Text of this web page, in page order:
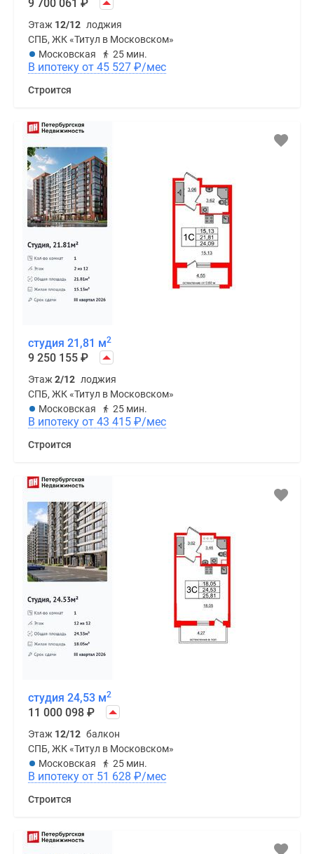
9 700 061 ₽
Этаж 12/12 лоджия
СПБ, ЖК «Титул в Московском»
Московская
25 мин.
В ипотеку от 45 527 ₽/мес
Строится
студия 21,81 м2
9 250 155 ₽
Этаж 2/12 лоджия
СПБ, ЖК «Титул в Московском»
Московская
25 мин.
В ипотеку от 43 415 ₽/мес
Строится
студия 24,53 м2
11 000 098 ₽
Этаж 12/12 балкон
СПБ, ЖК «Титул в Московском»
Московская
25 мин.
В ипотеку от 51 628 ₽/мес
Строится